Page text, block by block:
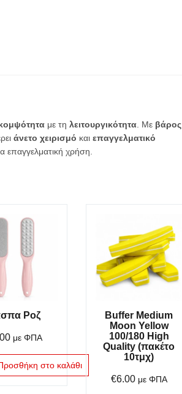
με τη λειτουργικότητα . Με βάρος
άνετο χειρισμό και επαγγελματικό
επαγγελματική χρήση.
Ροζ
με ΦΠΑ
στο καλάθι
Buffer Medium
Moon Yellow
100/180 High
Quality (πακέτο
10τμχ)
€6.00 με ΦΠΑ